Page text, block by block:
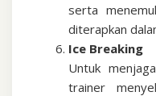
serta
diterapkan
Ice Breaking
Untuk
trainer